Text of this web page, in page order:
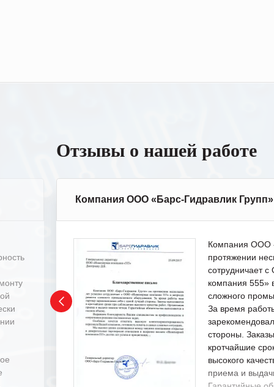
Отзывы о нашей работе
Компания ООО «Барс-Гидравлик Групп»
Компания ООО
протяжении
сотрудничает
компания 555»
сложного
За время
стороны.
кротчайшие
высокого
приема и